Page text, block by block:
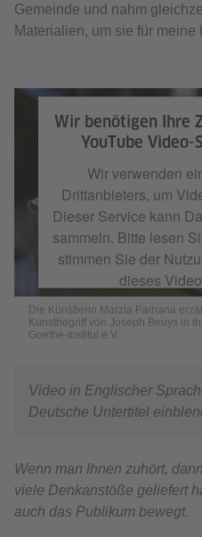
Gemeinde und nahm
Materialien, um sie für meine
Wir benötigen Ihre
YouTube Video-
Wir verwenden
Drittanbieters, um
Dieser Service kann
sammeln. Bitte lesen
stimmen Sie der
dieses
Mehr
Die Künstlerin Marzia Farhana
von Joseph Beuys in ihren Projekten
Die Künstlerin Marzia Farhana
Kunstbegriff von Joseph Beuys in
Goethe-Institut e.V.
Video in Englischer
Deutsche Untertitel
Wenn man Ihnen zuhört,
viele Denkanstöße geliefert
auch das Publikum bewegt.